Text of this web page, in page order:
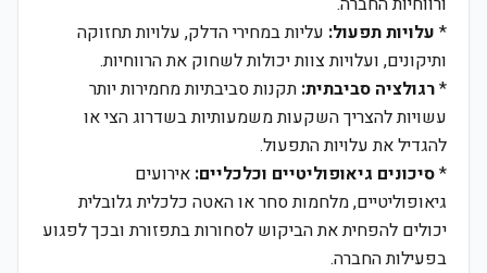
* עלויות תפעול: עליות במחירי הדלק, עלויות תחזוקה
ותיקונים, ועלויות צוות יכולות לשחוק את הרווחיות.
*רגולציה סביבתית: תקנות סביבתיות מחמירות יותר
עשויות להצריך השקעות משמעותיות בשדרוג הצי או
להגדיל את עלויות התפעול.
*סיכונים גיאופוליטיים וכלכליים: אירועים
גיאופוליטיים, מלחמות סחר או האטה כלכלית גלובלית
יכולים להפחית את הביקוש לסחורות בתפזורת ובכך לפגוע
בפעילות החברה.